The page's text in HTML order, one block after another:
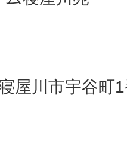
屋川市宇谷町